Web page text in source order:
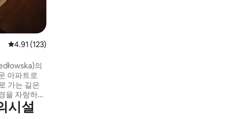
평점 4.91점(5점 만점), 후기 123개
4.91 (123)
의
아파트로
가는 길은
을 자랑하는
름답습니
도록 인테
시설